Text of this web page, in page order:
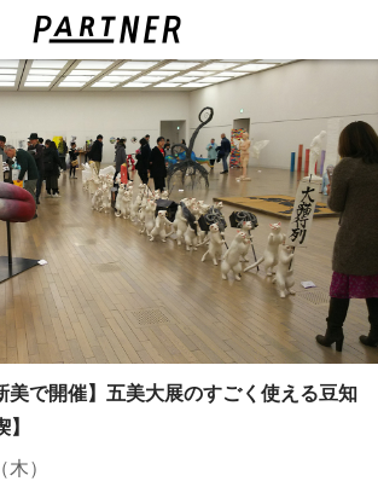
美で開催】五美大展のすごく使える豆知
）